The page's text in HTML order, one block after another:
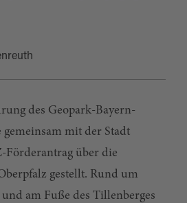
des Geopark-Bayern-
mit der Stadt
Förderantrag über die
gestellt. Rund um
am Fuße des Tillenberges